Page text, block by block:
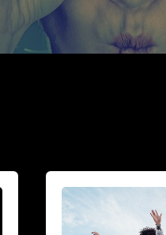
hidastaa